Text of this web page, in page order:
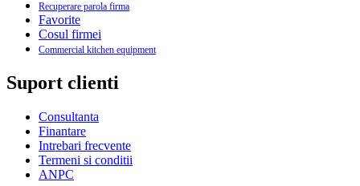
Recuperare parola firma
Favorite
Cosul firmei
Commercial kitchen equipment
Suport clienti
Consultanta
Finantare
Intrebari frecvente
Termeni si conditii
ANPC